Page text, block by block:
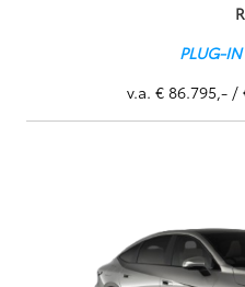
PLUG-
v.a. € 86.795,- /